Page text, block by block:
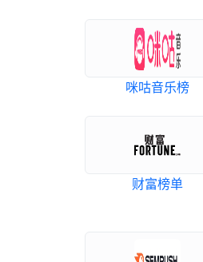
咪咕音乐榜
财富榜单